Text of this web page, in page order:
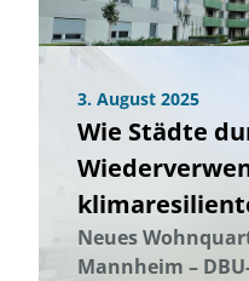
3. August 2025
Wie Städte
Neues
Mannheim –